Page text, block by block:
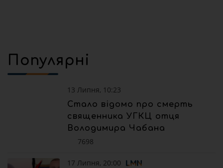
Популярні
13 Липня, 10:23
Стало відомо про смерть
священника УГКЦ отця
Володимира Чабана
7698
17 Липня, 20:00